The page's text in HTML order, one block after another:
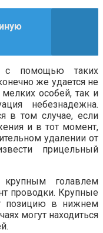
с помощью таких
же удается не
особей, так и
небезнадежна.
в том случае, если
и в тот момент,
удалении от
прицельный
крупным голавлем
проводки. Крупные
позицию в нижнем
могут находиться